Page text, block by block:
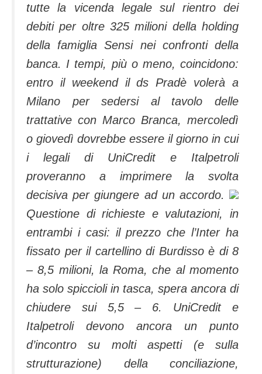
tutte la vicenda legale sul rientro dei
debiti per oltre 325 milioni della holding
della famiglia Sensi nei confronti della
banca. I tempi, più o meno, coincidono:
entro il weekend il ds Pradè volerà a
Milano per sedersi al tavolo delle
trattative con Marco Branca, mercoledì
o giovedì dovrebbe essere il giorno in cui
i legali di UniCredit e Italpetroli
proveranno a imprimere la svolta
decisiva per giungere ad un accordo.
Questione di richieste e valutazioni, in
entrambi i casi: il prezzo che l’Inter ha
fissato per il cartellino di Burdisso è di 8
– 8,5 milioni, la Roma, che al momento
ha solo spiccioli in tasca, spera ancora di
chiudere sui 5,5 – 6. UniCredit e
Italpetroli devono ancora un punto
d’incontro su molti aspetti (e sulla
strutturazione) della conciliazione,